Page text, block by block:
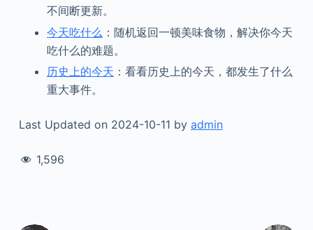
不间断更新。
今天吃什么 ：随机返回一顿美味食物，解决你今天
吃什么的难题。
历史上的今天 ：看看历史上的今天，都发生了什么
重大事件。
Last Updated on 2024-10-11 by admin
1,596